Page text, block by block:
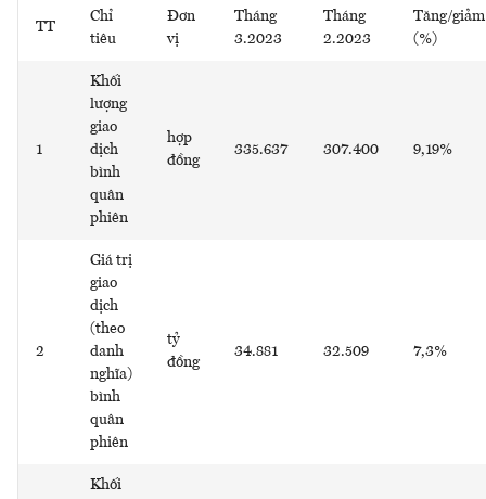
TT
Chỉ
tiêu
Đơn
vị
Tháng
3.2023
Tháng
2.2023
Tăng/giảm
(%)
1
Khối
lượng
giao
dịch
bình
quân
phiên
hợp
đồng
335.637 307.400 9,19%
2
Giá trị
giao
dịch
(theo
danh
nghĩa)
bình
quân
phiên
tỷ
đồng
34.881 32.509 7,3%
Khối